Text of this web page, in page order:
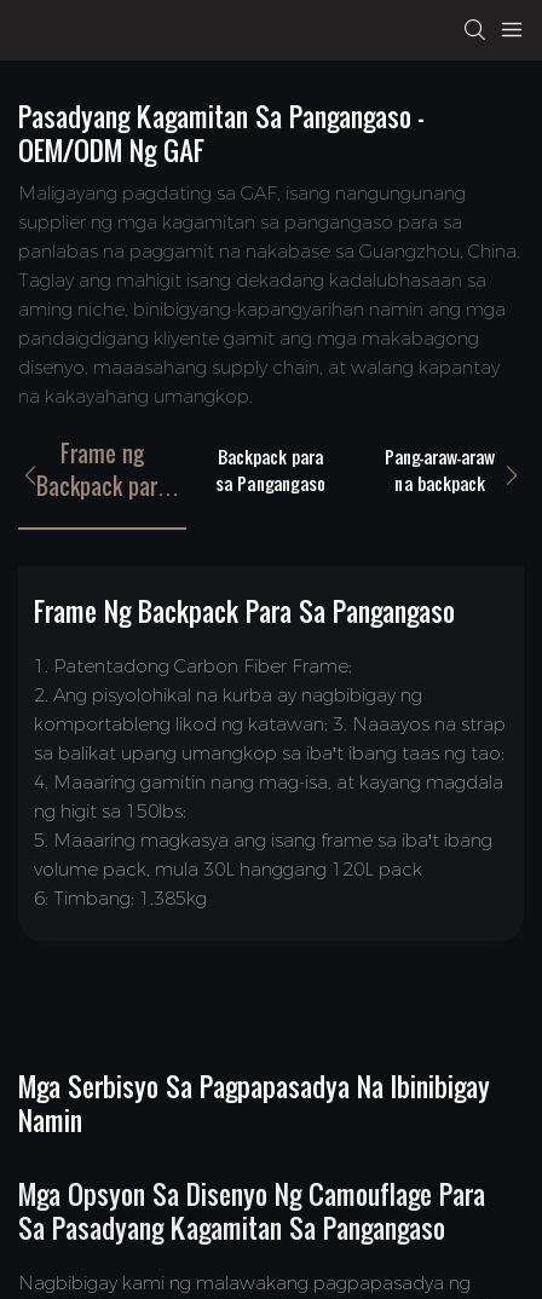
Pasadyang Kagamitan Sa Pangangaso –
OEM/ODM Ng GAF
Maligayang pagdating sa GAF, isang nangungunang
supplier ng mga kagamitan sa pangangaso para sa
panlabas na paggamit na nakabase sa Guangzhou, China.
Taglay ang mahigit isang dekadang kadalubhasaan sa
aming niche, binibigyang-kapangyarihan namin ang mga
pandaigdigang kliyente gamit ang mga makabagong
disenyo, maaasahang supply chain, at walang kapantay
na kakayahang umangkop.
Frame ng
Backpack para
Backpack para
sa Pangangaso
Pang-araw-araw
na backpack
Frame Ng Backpack Para Sa Pangangaso
1. Patentadong Carbon Fiber Frame;
2. Ang pisyolohikal na kurba ay nagbibigay ng
komportableng likod ng katawan; 3. Naaayos na strap
sa balikat upang umangkop sa iba't ibang taas ng tao;
4. Maaaring gamitin nang mag-isa, at kayang magdala
ng higit sa 150lbs;
5. Maaaring magkasya ang isang frame sa iba't ibang
volume pack, mula 30L hanggang 120L pack
6: Timbang: 1.385kg
Mga Serbisyo Sa Pagpapasadya Na Ibinibigay
Namin
Mga Opsyon Sa Disenyo Ng Camouflage Para
Sa Pasadyang Kagamitan Sa Pangangaso
Nagbibigay kami ng malawakang pagpapasadya ng